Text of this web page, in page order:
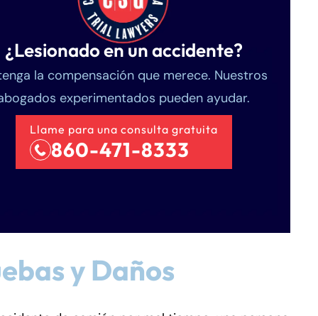
¿Lesionado en un accidente?
la compensación que merece. Nuestros
experimentados pueden ayudar.
Llame para una consulta gratuita
860-471-8333
y Daños